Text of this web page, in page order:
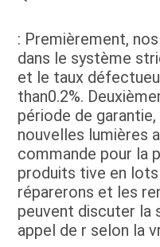
: Premièrement,
dans le système
et le taux
than0.2%.
période de
nouvelles lumières
commande pour la
produits tive en
réparerons et les
peuvent discuter la
appel de r selon la